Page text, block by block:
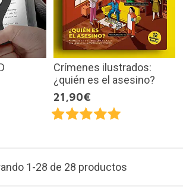
Crímenes ilustrados:
¿quién es el asesino?
21,90€
1-28 de 28 productos